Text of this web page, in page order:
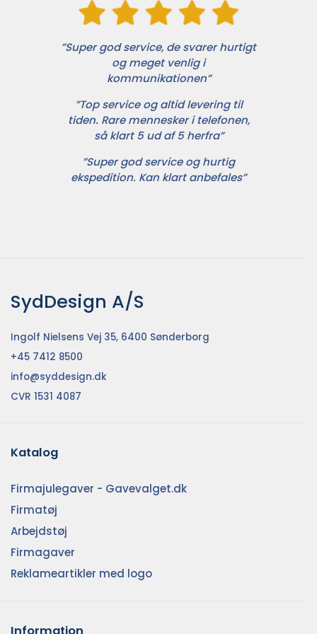
”Super god service, de svarer hurtigt
og meget venlig i
kommunikationen”
”Top service og altid levering til
tiden. Rare mennesker i telefonen,
så klart 5 ud af 5 herfra”
”Super god service og hurtig
ekspedition. Kan klart anbefales”
SydDesign A/S
Ingolf Nielsens Vej 35, 6400 Sønderborg
+45 7412 8500
info@syddesign.dk
CVR 1531 4087
Katalog
Firmajulegaver - Gavevalget.dk
Firmatøj
Arbejdstøj
Firmagaver
Reklameartikler med logo
Information